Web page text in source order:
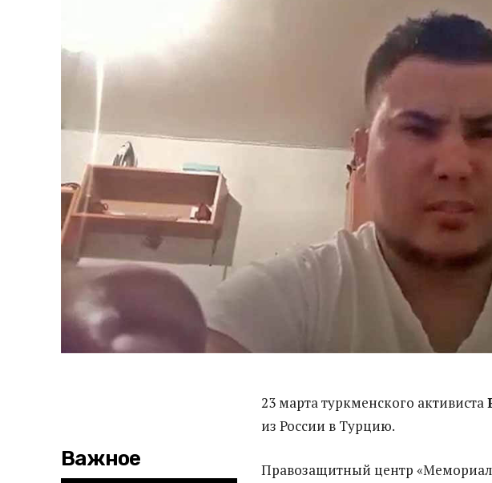
Важное
23 марта туркменского активиста
из России в Турцию.
Правозащитный центр